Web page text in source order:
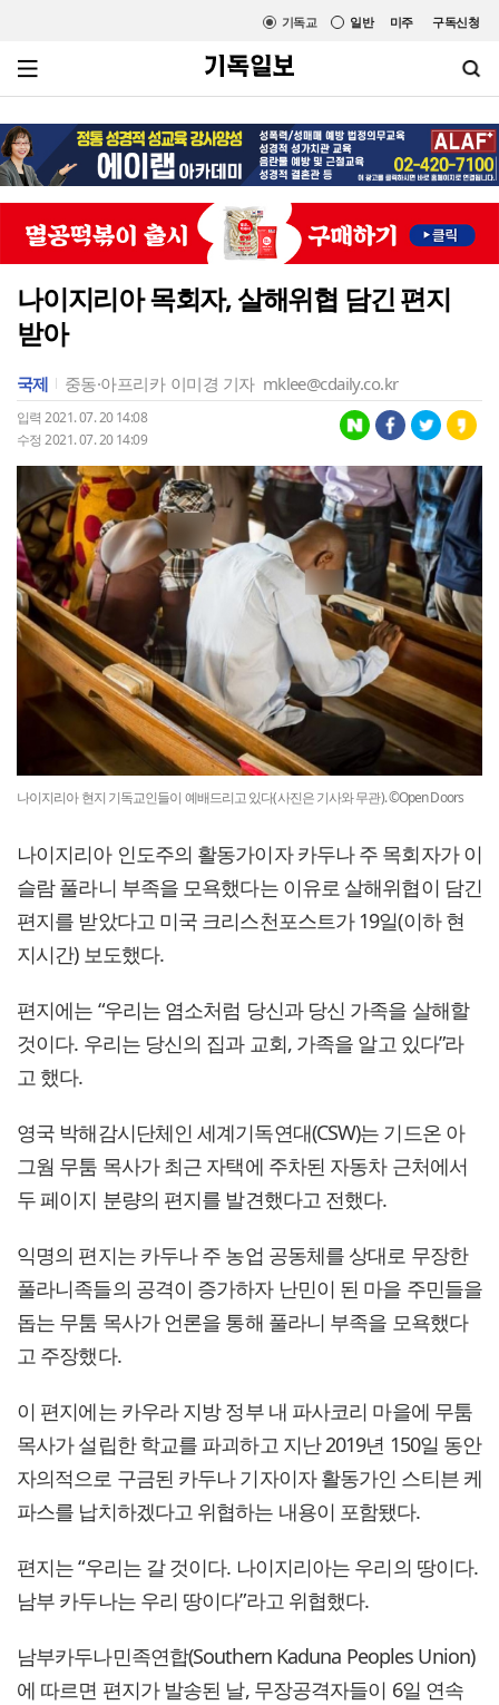
미주 구독신청
일반
기독교
나이지리아 목회자, 살해위협 담긴 편지
받아
국제 중동·아프리카 이미경 기자 mklee@cdaily.co.kr
입력 2021. 07. 20 14:08
수정 2021. 07. 20 14:09
나이지리아 현지 기독교인들이 예배드리고 있다(사진은 기사와 무관). ©Open Doors
나이지리아 인도주의 활동가이자 카두나 주 목회자가 이
슬람 풀라니 부족을 모욕했다는 이유로 살해위협이 담긴
편지를 받았다고 미국 크리스천포스트가 19일(이하 현
지시간) 보도했다.
편지에는 “우리는 염소처럼 당신과 당신 가족을 살해할
것이다. 우리는 당신의 집과 교회, 가족을 알고 있다”라
고 했다.
영국 박해감시단체인 세계기독연대(CSW)는 기드온 아
그웜 무툼 목사가 최근 자택에 주차된 자동차 근처에서
두 페이지 분량의 편지를 발견했다고 전했다.
익명의 편지는 카두나 주 농업 공동체를 상대로 무장한
풀라니족들의 공격이 증가하자 난민이 된 마을 주민들을
돕는 무툼 목사가 언론을 통해 풀라니 부족을 모욕했다
고 주장했다.
이 편지에는 카우라 지방 정부 내 파사코리 마을에 무툼
목사가 설립한 학교를 파괴하고 지난 2019년 150일 동안
자의적으로 구금된 카두나 기자이자 활동가인 스티븐 케
파스를 납치하겠다고 위협하는 내용이 포함됐다.
편지는 “우리는 갈 것이다. 나이지리아는 우리의 땅이다.
남부 카두나는 우리 땅이다”라고 위협했다.
남부카두나민족연합(Southern Kaduna Peoples Union)
에 따르면 편지가 발송된 날, 무장공격자들이 6일 연속